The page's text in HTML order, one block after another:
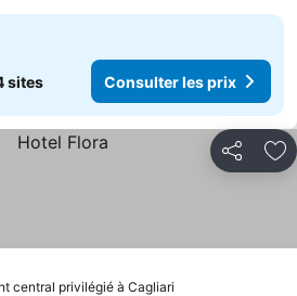
sites Consulter les prix
Partager
central privilégié à Cagliari